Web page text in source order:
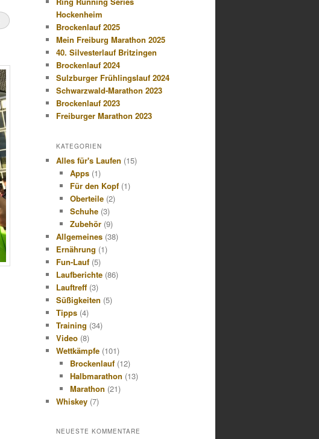
Hockenheim
Brockenlauf 2025
Mein Freiburg Marathon 2025
40. Silvesterlauf Britzingen
Brockenlauf 2024
Sulzburger Frühlingslauf 2024
Schwarzwald-Marathon 2023
Brockenlauf 2023
Freiburger Marathon 2023
KATEGORIEN
Alles für's Laufen (15)
Apps(1)
Für den Kopf(1)
Oberteile(2)
Schuhe(3)
Zubehör(9)
Allgemeines (38)
Ernährung (1)
Fun-Lauf (5)
Laufberichte (86)
Lauftreff (3)
Süßigkeiten (5)
Tipps (4)
Training (34)
Video (8)
Wettkämpfe (101)
Brockenlauf(12)
Halbmarathon (13)
Marathon (21)
Whiskey (7)
NEUESTE KOMMENTARE